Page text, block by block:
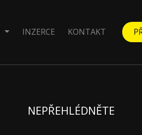
INZERCE KONTAKT
NEPŘEHLÉDNĚTE